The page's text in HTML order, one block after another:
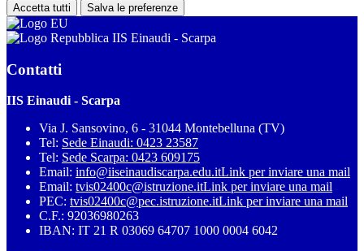
Accetta tutti Salva le preferenze
IIS Einaudi - Scarpa
Contatti
IIS Einaudi - Scarpa
Via J. Sansovino, 6 - 31044 Montebelluna (TV)
Tel: Sede Einaudi: 0423 23587
Tel: Sede Scarpa: 0423 609175
Email: info@iiseinaudiscarpa.edu.itLink per inviare una mail
Email: tvis02400c@istruzione.itLink per inviare una mail
PEC: tvis02400c@pec.istruzione.itLink per inviare una mail
C.F.: 92036980263
IBAN: IT 21 R 03069 64707 1000 0004 6042